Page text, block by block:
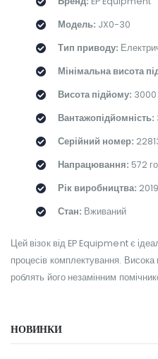
Модель: JX0-30
Тип приводу:
Мінімальна висота
Висота підйому:
Вантажопідйомність:
Серійний номер:
Напрацювання: 572
Рік виробництва: 2019
Стан: Вживаний
Цей візок від EP Equipment є
процесів комплектування. Висока
роблять його незамінним
НОВИНКИ